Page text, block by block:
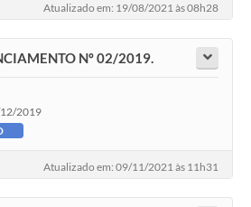
Atualizado em: 19/08/2021 às 08h28
Nº 02/2019.
2019
Atualizado em: 09/11/2021 às 11h31